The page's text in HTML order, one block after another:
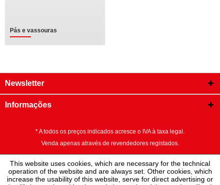
Pás e vassouras
Newsletter
Informações
* A todos os preços indicados acresce o IVA à taxa legal.
Venda apenas através de revendedores registados.
This website uses cookies, which are necessary for the technical
operation of the website and are always set. Other cookies, which
increase the usability of this website, serve for direct advertising or